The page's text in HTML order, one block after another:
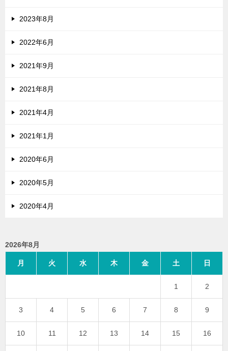
2023年8月
2022年6月
2021年9月
2021年8月
2021年4月
2021年1月
2020年6月
2020年5月
2020年4月
2026年8月
月 火 水 木 金 土 日
1 2
3 4 5 6 7 8 9
10 11 12 13 14 15 16